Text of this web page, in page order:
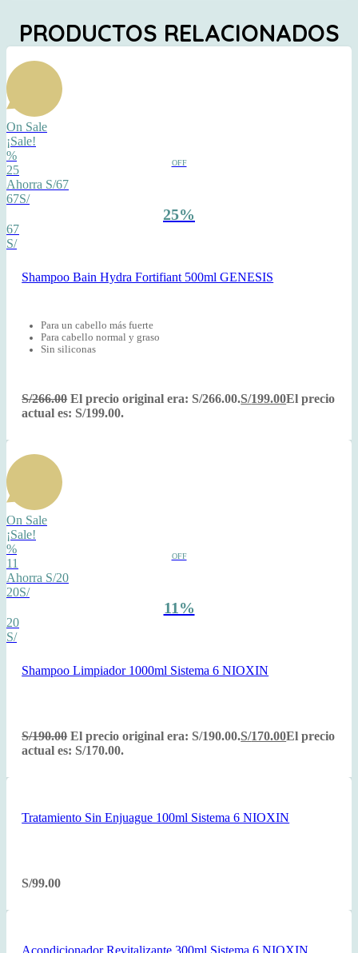
PRODUCTOS RELACIONADOS
On Sale
¡Sale!
%
OFF
25
Ahorra S/67
67S/
25%
67
S/
Shampoo Bain Hydra Fortifiant 500ml GENESIS
Para un cabello más fuerte
Para cabello normal y graso
Sin siliconas
S/266.00 El precio original era: S/266.00.S/199.00El precio
actual es: S/199.00.
On Sale
¡Sale!
%
OFF
11
Ahorra S/20
20S/
11%
20
S/
Shampoo Limpiador 1000ml Sistema 6 NIOXIN
S/190.00 El precio original era: S/190.00.S/170.00El precio
actual es: S/170.00.
Tratamiento Sin Enjuague 100ml Sistema 6 NIOXIN
S/99.00
Acondicionador Revitalizante 300ml Sistema 6 NIOXIN